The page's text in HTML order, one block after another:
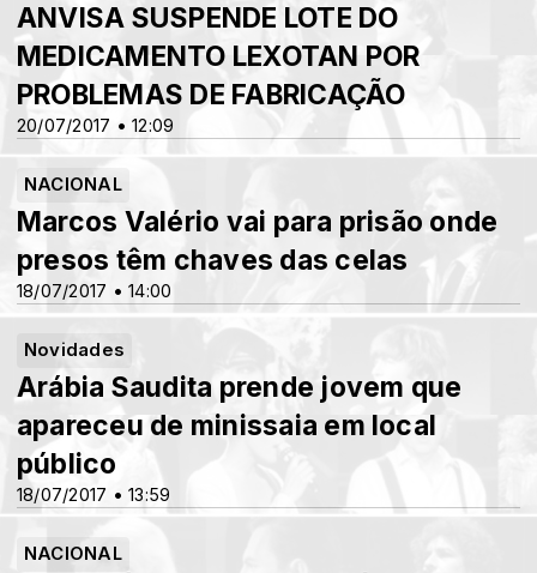
20/07/2017 • 12:09
ANVISA SUSPENDE LOTE DO
MEDICAMENTO LEXOTAN POR
PROBLEMAS DE FABRICAÇÃO
NACIONAL
18/07/2017 • 14:00
Marcos Valério vai para prisão onde
presos têm chaves das celas
Novidades
18/07/2017 • 13:59
Arábia Saudita prende jovem que
apareceu de minissaia em local
público
NACIONAL